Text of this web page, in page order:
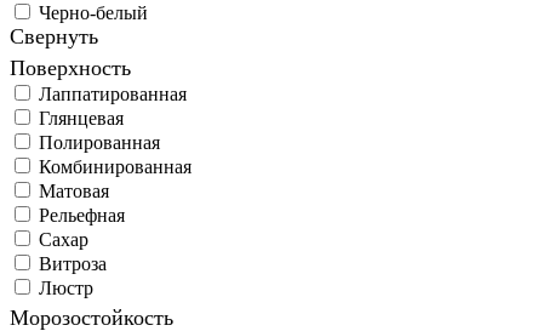
Черно-белый
Свернуть
Поверхность
Лаппатированная
Глянцевая
Полированная
Комбинированная
Матовая
Рельефная
Сахар
Витроза
Люстр
Морозостойкость